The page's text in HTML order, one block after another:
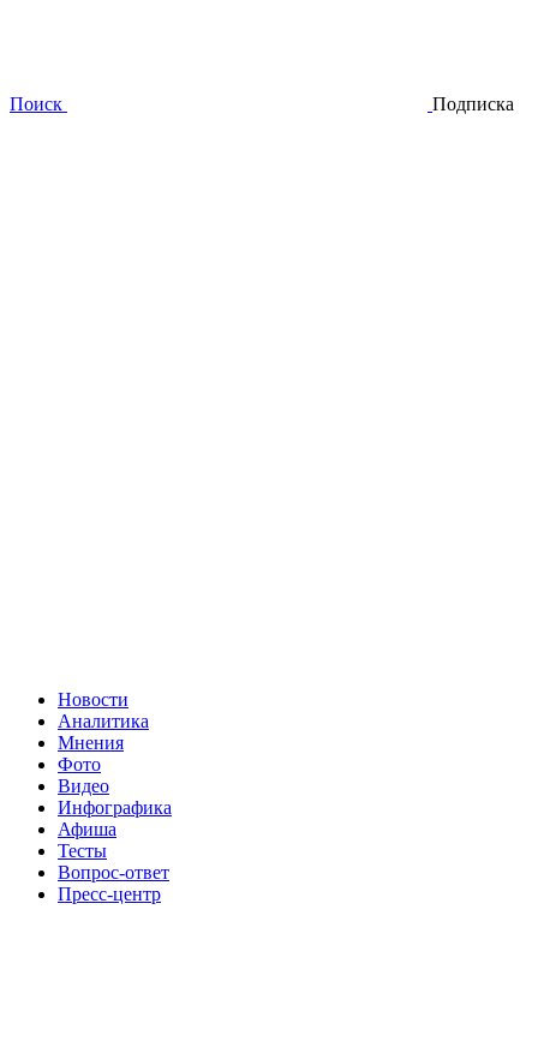
Поиск Подписка
Новости
Аналитика
Мнения
Фото
Видео
Инфографика
Афиша
Тесты
Вопрос-ответ
Пресс-центр